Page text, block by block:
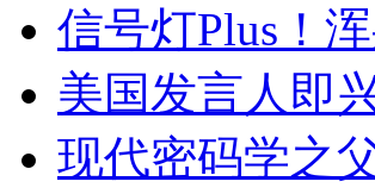
信号灯Plus！
美国发言人即
现代密码学之